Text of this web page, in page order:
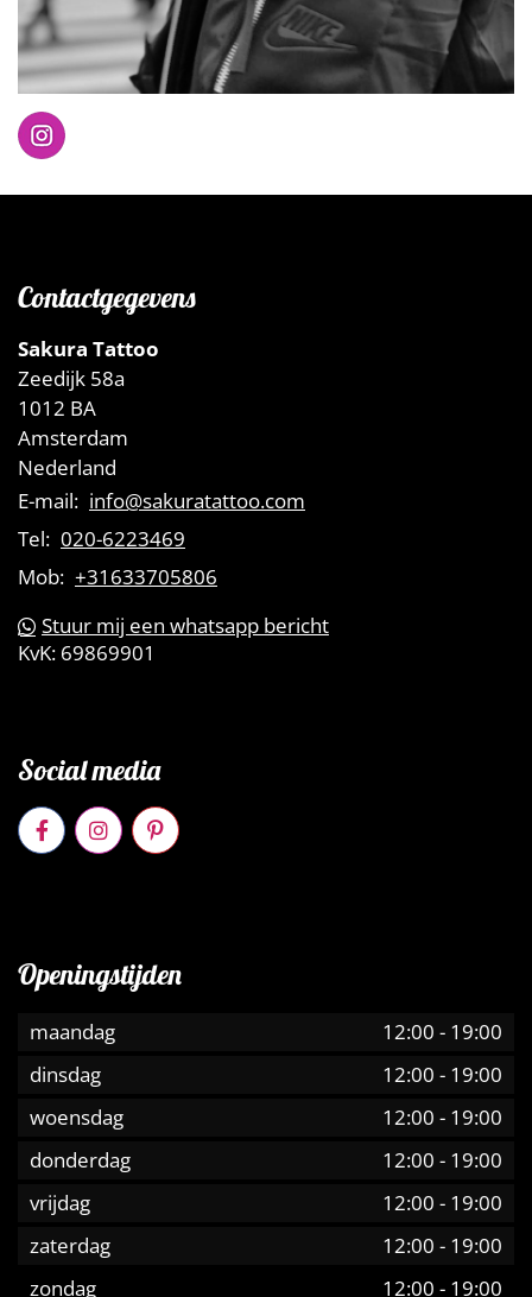
Contactgegevens
Sakura Tattoo
Zeedijk 58a
1012 BA
Amsterdam
Nederland
E-mail: info@sakuratattoo.com
Tel: 020-6223469
Mob: +31633705806
Stuur mij een whatsapp bericht
KvK: 69869901
Social media
Openingstijden
maandag 12:00 - 19:00
dinsdag
12:00 - 19:00
woensdag
12:00 - 19:00
donderdag
12:00 - 19:00
vrijdag
12:00 - 19:00
zaterdag
12:00 - 19:00
zondag
12:00 - 19:00